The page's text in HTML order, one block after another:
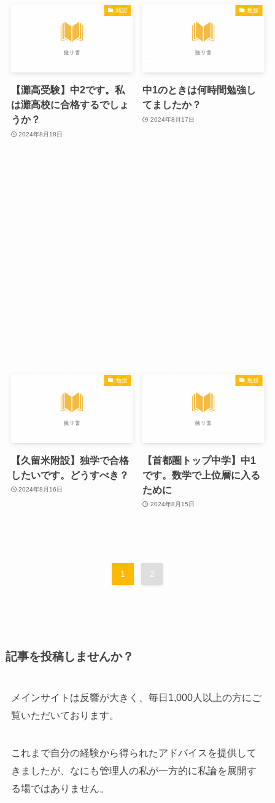
雑記
【灘高受験】中2です。私
は灘高校に合格するでしょ
うか？
2024年8月18日
勉強
中1のときは何時間勉強し
てましたか？
2024年8月17日
勉強
【久留米附設】独学で合格
したいです。どうすべき？
2024年8月16日
勉強
【首都圏トップ中学】中1
です。数学で上位層に入る
ために
2024年8月15日
1 2
記事を投稿しませんか？
メインサイトは反響が大きく、毎日1,000人以上の方にご
覧いただいております。
これまで自分の経験から得られたアドバイスを提供して
きましたが、なにも管理人の私が一方的に私論を展開す
る場ではありません。